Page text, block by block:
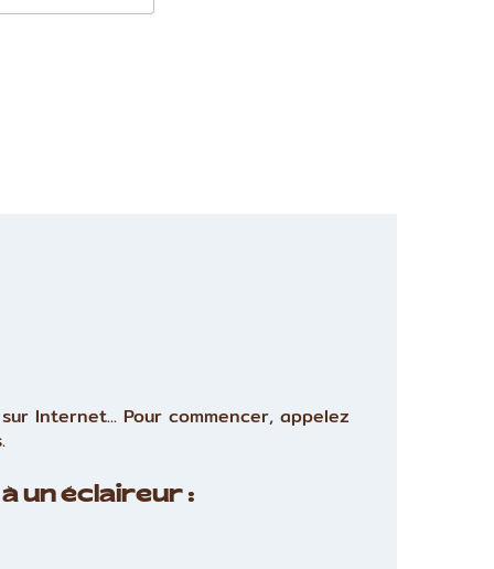
Internet... Pour commencer, appelez
un éclaireur :